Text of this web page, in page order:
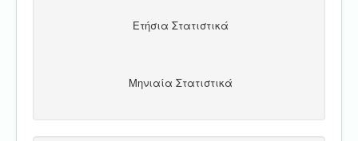
Ετήσια Στατιστικά
Μηνιαία Στατιστικά